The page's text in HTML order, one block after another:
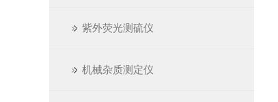
紫外荧光测硫仪
机械杂质测定仪